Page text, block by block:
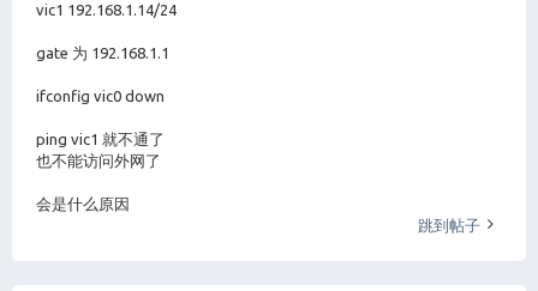
vic1 192.168.1.14/24
gate 为 192.168.1.1
ifconfig vic0 down
ping vic1 就不通了
也不能访问外网了
会是什么原因
跳到帖子